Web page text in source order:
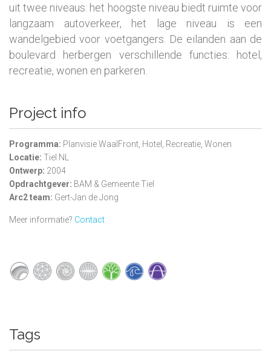
uit twee niveaus: het hoogste niveau biedt ruimte voor
langzaam autoverkeer, het lage niveau is een
wandelgebied voor voetgangers. De eilanden aan de
boulevard herbergen verschillende functies: hotel,
recreatie, wonen en parkeren.
Project info
Programma: Planvisie WaalFront, Hotel, Recreatie, Wonen
Locatie: Tiel NL
Ontwerp: 2004
Opdrachtgever: BAM & Gemeente Tiel
Arc2 team: Gert-Jan de Jong
Meer informatie? Contact
Tags